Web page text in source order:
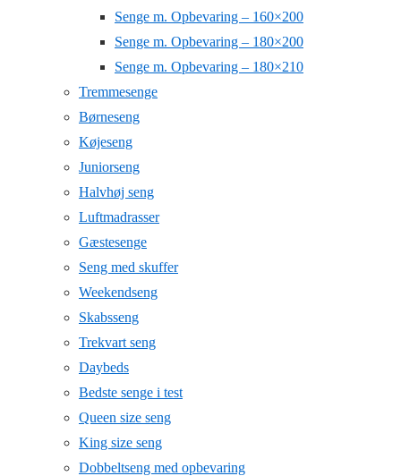
Senge m. Opbevaring – 160×200
Senge m. Opbevaring – 180×200
Senge m. Opbevaring – 180×210
Tremmesenge
Børneseng
Køjeseng
Juniorseng
Halvhøj seng
Luftmadrasser
Gæstesenge
Seng med skuffer
Weekendseng
Skabsseng
Trekvart seng
Daybeds
Bedste senge i test
Queen size seng
King size seng
Dobbeltseng med opbevaring